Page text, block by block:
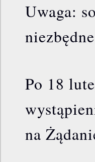
Uwaga:
Po 18
na